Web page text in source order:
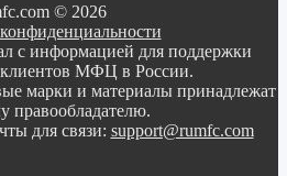
© 2026
с информацией для поддержки
клиентов МФЦ в России.
марки и материалы принадлежат
правообладателю.
для связи: support@rumfc.com